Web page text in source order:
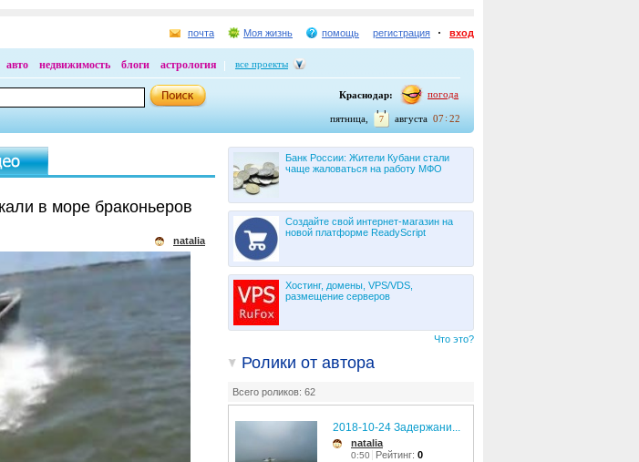
почта Моя жизнь помощь регистрация вход
авто недвижимость блоги астрология все проекты
Краснодар: погода
07: 22
августа
7
пятница,
Банк России: Жители Кубани стали
чаще жаловаться на работу МФО
Создайте свой интернет-магазин на
новой платформе ReadyScript
Хостинг, домены, VPS/VDS,
размещение серверов
Что это?
Ролики от автора
Всего роликов: 62
2018-10-24 Задержани...
natalia
0:50 Рейтинг: 0
в море браконьеров
natalia